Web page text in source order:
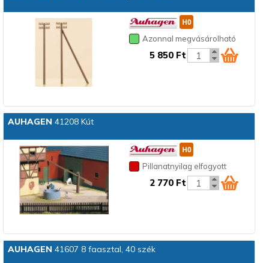
Azonnal megvásárolható
5 850 Ft
AUHAGEN 41208 Kút
Pillanatnyilag elfogyott
2 770 Ft
AUHAGEN 41607 8 faasztal, 40 szék